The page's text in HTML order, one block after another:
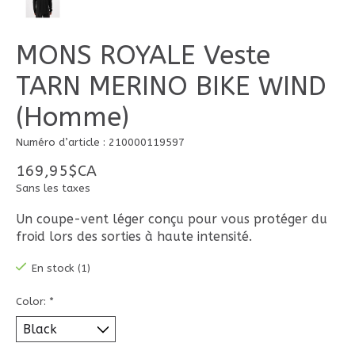
MONS ROYALE Veste
TARN MERINO BIKE WIND
(Homme)
Numéro d’article : 210000119597
169,95$CA
Sans les taxes
Un coupe-vent léger conçu pour vous protéger du
froid lors des sorties à haute intensité.
En stock (1)
Color: *